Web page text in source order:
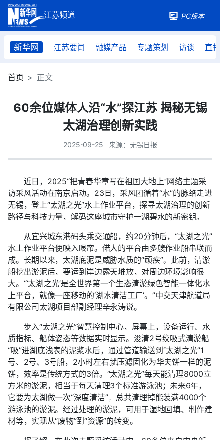
PC版本
新华网 江苏要闻 融媒产品 专题策划 访谈 直播
首页 正文
60余位媒体人沿“水”探江苏 揭秘无锡
太湖治理创新实践
2025-09-25 来源：无锡日报
近日，2025“把青春华章写在祖国大地上”网络主题采
访采风活动在南京启动。23日，采风团循着“水”的脉络走进
无锡，登上“太湖之光”水上作业平台，探寻太湖治理的创新
路径与科技力量，解码这座城市守护一湖碧水的新密钥。
从宜兴城东港码头乘交通船，约20分钟后，“太湖之光”
水上作业平台便映入眼帘。偌大的平台由多艘作业船串联而
成。长期以来，太湖底泥是威胁水质的“顽疾”。此前，清淤
船挖出淤泥后，要运到岸边露天堆放，对周边环境影响很
大。“‘太湖之光’是全世界第一个生态清淤绿色智能一体化水
上平台，就像一座移动的‘湖水清洁工厂’。”中交天津航道局
有限公司太湖项目部副经理辛永涛说。
步入“太湖之光”智慧控制中心，屏幕上，设备运行、水
质指标、船体姿态等数据实时显示。浚清2号绞吸式清淤船
“吸”进湖底浅表的泥浆水后，通过管道输送到“太湖之光”1
号、2号、3号船，2小时左右就压滤固化为华夫饼一样的泥
饼，效率是传统方式的3倍。“太湖之光”每天能清理8000立
方米的淤泥，相当于每天清理3个标准游泳池；未来6年，
它要为太湖做一次“深度清洁”，总共清理掉能装满4000个
游泳池的淤泥。经过处理的淤泥，可用于湿地回填、制作建
材等，实现从“废物”到“资源”的转变。